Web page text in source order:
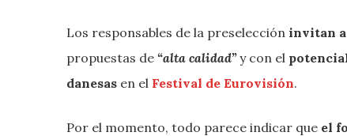
Los responsables de la preselección invitan
propuestas de “alta calidad”y con el
danesas en el Festival de Eurovisión.
Por el momento, todo parece indicar que el